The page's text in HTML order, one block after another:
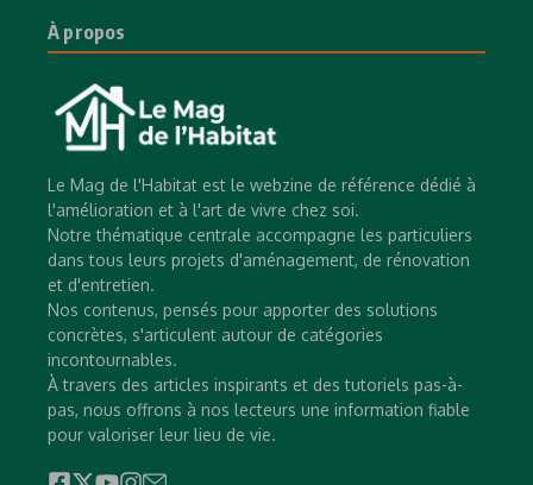
À propos
Le Mag de l'Habitat est le webzine de référence dédié à
l'amélioration et à l'art de vivre chez soi.
Notre thématique centrale accompagne les particuliers
dans tous leurs projets d'aménagement, de rénovation
et d'entretien.
Nos contenus, pensés pour apporter des solutions
concrètes, s'articulent autour de catégories
incontournables.
À travers des articles inspirants et des tutoriels pas-à-
pas, nous offrons à nos lecteurs une information fiable
pour valoriser leur lieu de vie.